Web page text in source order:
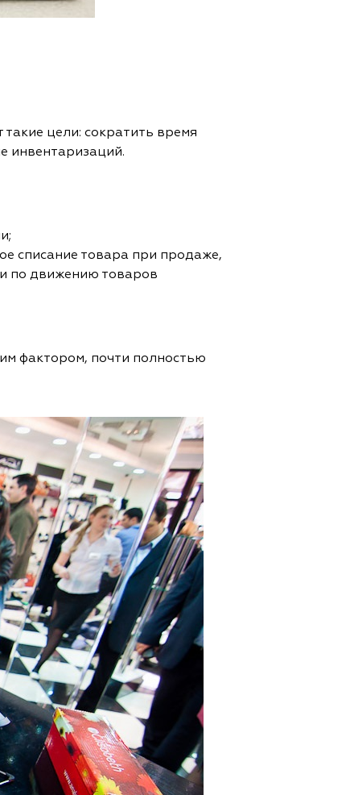
цели: сократить время
инвентаризаций.
списание товара при продаже,
по движению товаров
фактором, почти полностью